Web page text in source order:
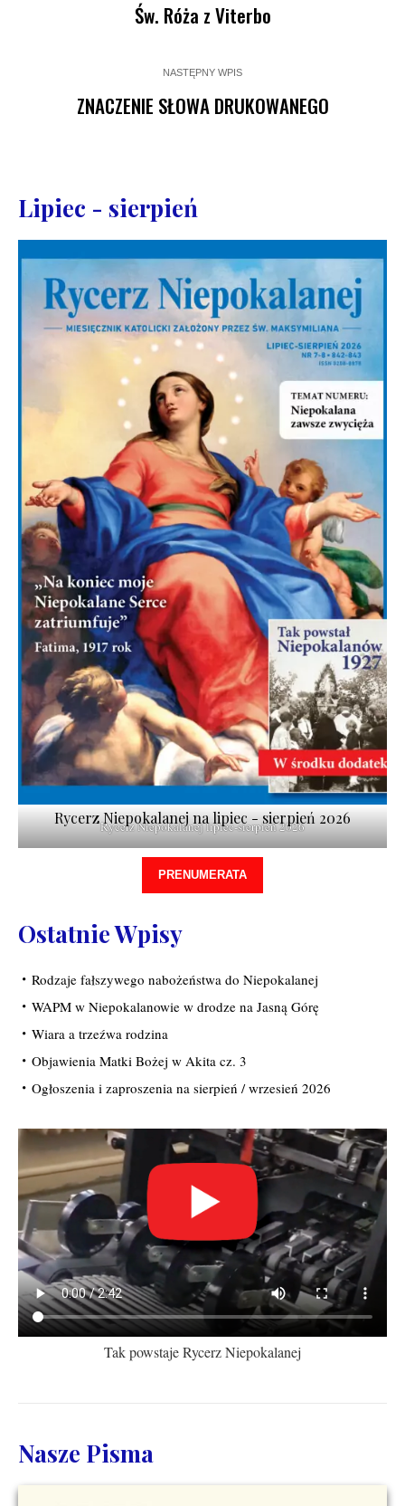
Św. Róża z Viterbo
NASTĘPNY WPIS
ZNACZENIE SŁOWA DRUKOWANEGO
Lipiec - sierpień
Rycerz Niepokalanej lipiec-sierpień 2026
Rycerz Niepokalanej na lipiec - sierpień 2026
PRENUMERATA
Ostatnie Wpisy
Rodzaje fałszywego nabożeństwa do Niepokalanej
WAPM w Niepokalanowie w drodze na Jasną Górę
Wiara a trzeźwa rodzina
Objawienia Matki Bożej w Akita cz. 3
Ogłoszenia i zaproszenia na sierpień / wrzesień 2026
Tak powstaje Rycerz Niepokalanej
Nasze Pisma